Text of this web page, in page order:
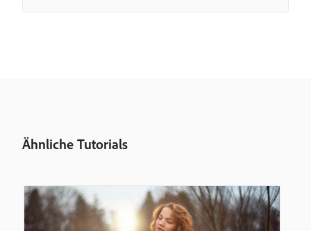
Ähnliche Tutorials